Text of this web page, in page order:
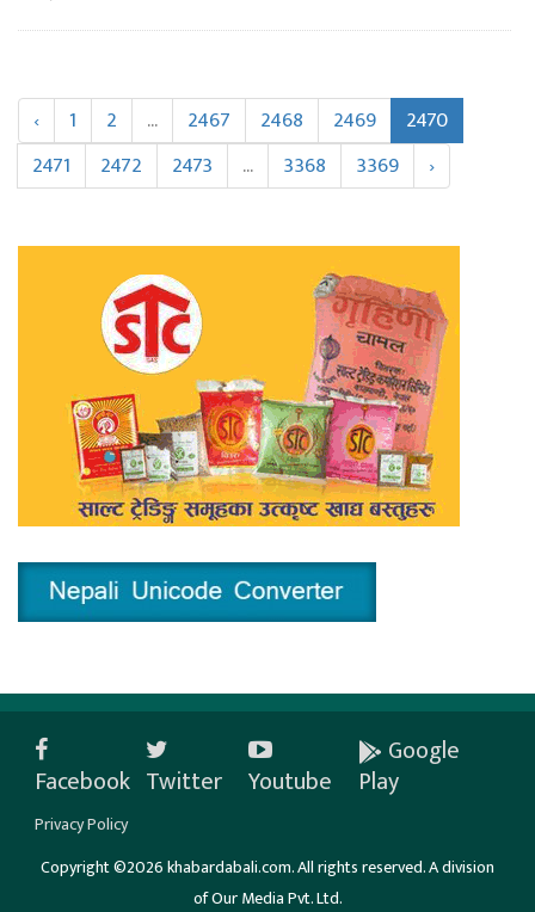
‹ 1 2 ... 2467 2468 2469
2470
2471
2472 2473 ... 3368 3369 ›
Facebook Twitter Youtube
Google
Play
Privacy Policy
Copyright ©2026 khabardabali.com. All rights reserved. A division
of Our Media Pvt. Ltd.